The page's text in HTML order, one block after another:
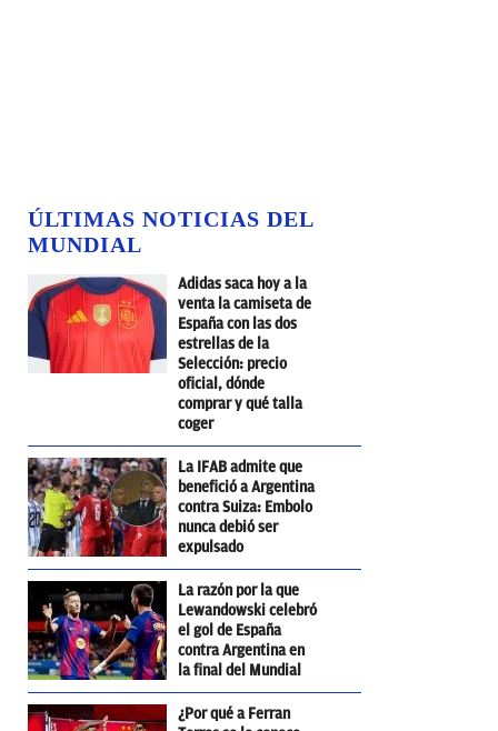
ÚLTIMAS NOTICIAS DEL
MUNDIAL
Adidas saca hoy a la
venta la camiseta de
España con las dos
estrellas de la
Selección: precio
oficial, dónde
comprar y qué talla
coger
La IFAB admite que
benefició a Argentina
contra Suiza: Embolo
nunca debió ser
expulsado
La razón por la que
Lewandowski celebró
el gol de España
contra Argentina en
la final del Mundial
¿Por qué a Ferran